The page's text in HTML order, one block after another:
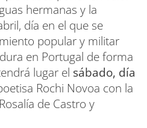
hermanas y la
día en el que se
popular y militar
en Portugal de forma
lugar el sábado, día
Rochi Novoa con la
de Castro y